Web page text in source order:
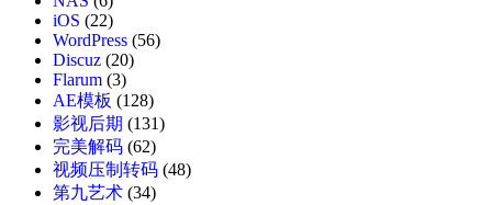
iOS (22)
WordPress (56)
Discuz (20)
Flarum (3)
AE模板 (128)
影视后期 (131)
完美解码 (62)
视频压制转码 (48)
第九艺术 (34)